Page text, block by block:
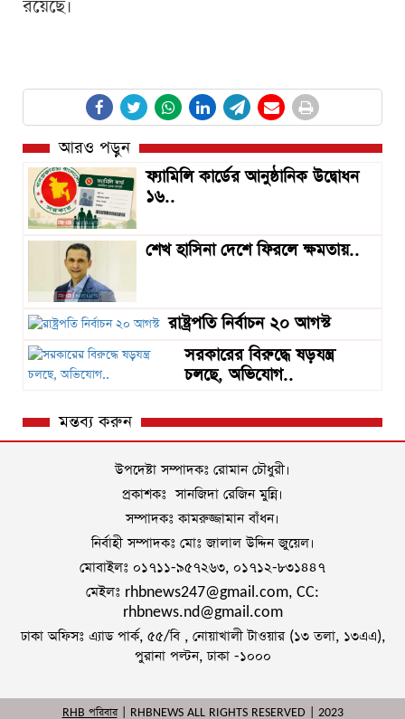
রয়েছে।
আরও পড়ুন
ফ্যামিলি কার্ডের আনুষ্ঠানিক উদ্বোধন
১৬..
শেখ হাসিনা দেশে ফিরলে ক্ষমতায়..
রাষ্ট্রপতি নির্বাচন ২০ আগস্ট
সরকারের বিরুদ্ধে ষড়যন্ত্র
চলছে, অভিযোগ..
মন্তব্য করুন
উপদেষ্টা সম্পাদকঃ রোমান চৌধুরী।
প্রকাশকঃ সানজিদা রেজিন মুন্নি।
সম্পাদকঃ কামরুজ্জামান বাঁধন।
নির্বাহী সম্পাদকঃ মোঃ জালাল উদ্দিন জুয়েল।
মোবাইলঃ ০১৭১১-৯৫৭২৬৩, ০১৭১২-৮৩১৪৪৭
মেইলঃ rhbnews247@gmail.com, CC:
rhbnews.nd@gmail.com
ঢাকা অফিসঃ এ্যাড পার্ক, ৫৫/বি , নোয়াখালী টাওয়ার (১৩ তলা, ১৩এএ),
পুরানা পল্টন, ঢাকা -১০০০
RHB পরিবার| RHBNEWS ALL RIGHTS RESERVED | 2023